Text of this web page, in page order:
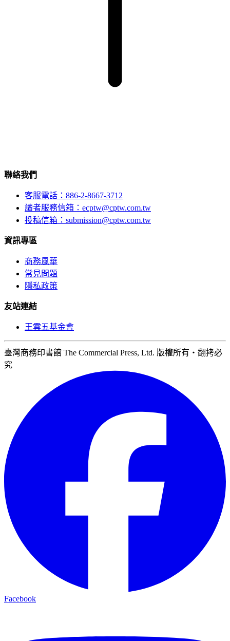
聯絡我們
客服電話：886-2-8667-3712
讀者服務信箱：ecptw@cptw.com.tw
投稿信箱： submission@cptw.com.tw
資訊專區
商務風華
常見問題
隱私政策
友站連結
王雲五基金會
臺灣商務印書館 The Commercial Press, Ltd. 版權所有‧翻拷必
究
Facebook